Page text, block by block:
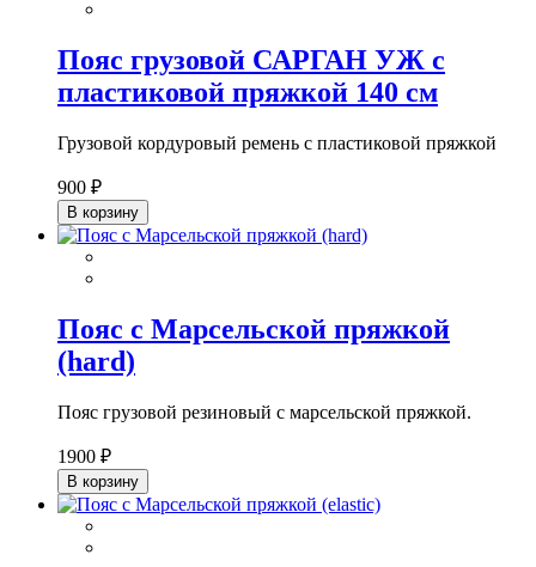
Пояс грузовой САРГАН УЖ с
пластиковой пряжкой 140 см
Грузовой кордуровый ремень с пластиковой пряжкой
900 ₽
В корзину
Пояс с Марсельской пряжкой
(hard)
Пояс грузовой резиновый с марсельской пряжкой.
1900 ₽
В корзину